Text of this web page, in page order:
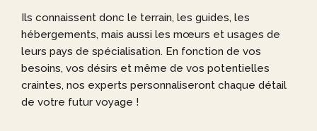
Ils connaissent donc le terrain, les guides, les
hébergements, mais aussi les mœurs et usages de
leurs pays de spécialisation. En fonction de vos
besoins, vos désirs et même de vos potentielles
craintes, nos experts personnaliseront chaque détail
de votre futur voyage !